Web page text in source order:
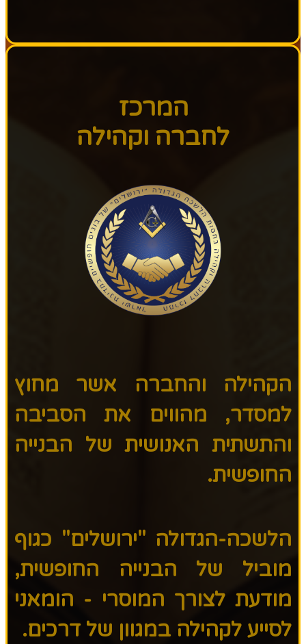
המרכז
לחברה וקהילה
הקהילה והחברה אשר מחוץ
למסדר, מהווים את הסביבה
והתשתית האנושית של הבנייה
החופשית.
הלשכה-הגדולה "ירושלים" כגוף
מוביל של הבנייה החופשית,
מודעת לצורך המוסרי - הומאני
לסייע לקהילה במגוון של דרכים.